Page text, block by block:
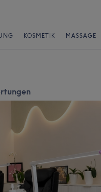
KOSMETIK MASSAGE